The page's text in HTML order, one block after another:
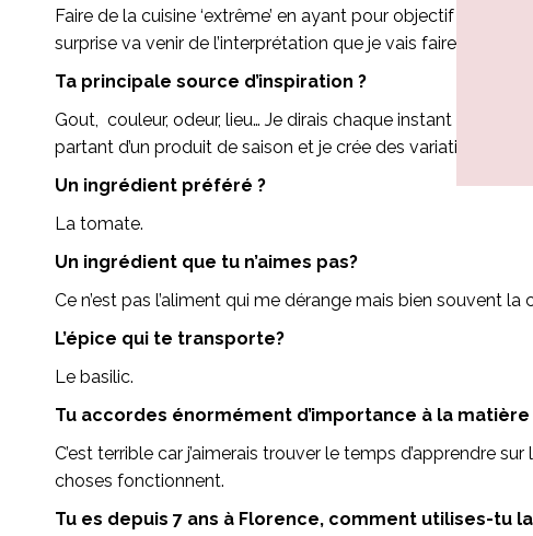
Faire de la cuisine ‘extrême’ en ayant pour objectif la
surprise va venir de l’interprétation que je vais faire de
Ta principale source d’inspiration ?
Gout, couleur, odeur, lieu… Je dirais chaque instant !
partant d’un produit de saison et je crée des variations en
Un ingrédient préféré ?
La tomate.
Un ingrédient que tu n’aimes pas?
Ce n’est pas l’aliment qui me dérange mais bien souvent
L’épice qui te transporte?
Le basilic.
Tu accordes énormément d’importance à la
C’est terrible car j’aimerais trouver le temps d’apprendre
choses fonctionnent.
Tu es depuis 7 ans à Florence, comment utilises-tu